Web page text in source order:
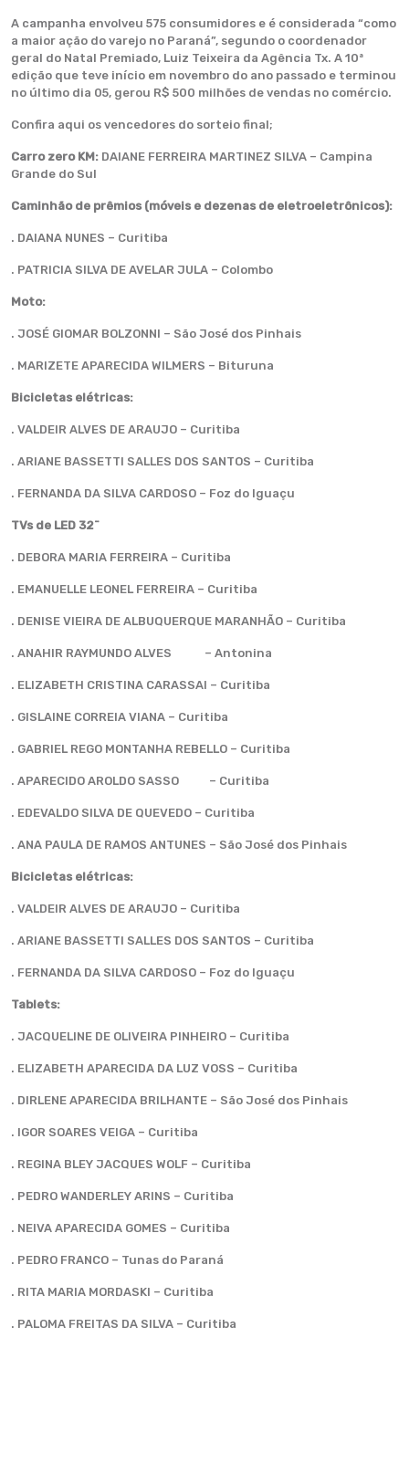
A campanha envolveu 575 consumidores e é considerada “como
a maior ação do varejo no Paraná”, segundo o coordenador
geral do Natal Premiado, Luiz Teixeira da Agência Tx. A 10ª
edição que teve início em novembro do ano passado e terminou
no último dia 05, gerou R$ 500 milhões de vendas no comércio.
Confira aqui os vencedores do sorteio final;
Carro zero KM: DAIANE FERREIRA MARTINEZ SILVA – Campina
Grande do Sul
Caminhão de prêmios (móveis e dezenas de eletroeletrônicos):
. DAIANA NUNES – Curitiba
. PATRICIA SILVA DE AVELAR JULA – Colombo
Moto:
. JOSÉ GIOMAR BOLZONNI – São José dos Pinhais
. MARIZETE APARECIDA WILMERS – Bituruna
Bicicletas elétricas:
. VALDEIR ALVES DE ARAUJO – Curitiba
. ARIANE BASSETTI SALLES DOS SANTOS – Curitiba
. FERNANDA DA SILVA CARDOSO – Foz do Iguaçu
TVs de LED 32¨
. DEBORA MARIA FERREIRA – Curitiba
. EMANUELLE LEONEL FERREIRA – Curitiba
. DENISE VIEIRA DE ALBUQUERQUE MARANHÃO – Curitiba
. ANAHIR RAYMUNDO ALVES – Antonina
. ELIZABETH CRISTINA CARASSAI – Curitiba
. GISLAINE CORREIA VIANA – Curitiba
. GABRIEL REGO MONTANHA REBELLO – Curitiba
. APARECIDO AROLDO SASSO – Curitiba
. EDEVALDO SILVA DE QUEVEDO – Curitiba
. ANA PAULA DE RAMOS ANTUNES – São José dos Pinhais
Bicicletas elétricas:
. VALDEIR ALVES DE ARAUJO – Curitiba
. ARIANE BASSETTI SALLES DOS SANTOS – Curitiba
. FERNANDA DA SILVA CARDOSO – Foz do Iguaçu
Tablets:
. JACQUELINE DE OLIVEIRA PINHEIRO – Curitiba
. ELIZABETH APARECIDA DA LUZ VOSS – Curitiba
. DIRLENE APARECIDA BRILHANTE – São José dos Pinhais
. IGOR SOARES VEIGA – Curitiba
. REGINA BLEY JACQUES WOLF – Curitiba
. PEDRO WANDERLEY ARINS – Curitiba
. NEIVA APARECIDA GOMES – Curitiba
. PEDRO FRANCO – Tunas do Paraná
. RITA MARIA MORDASKI – Curitiba
. PALOMA FREITAS DA SILVA – Curitiba